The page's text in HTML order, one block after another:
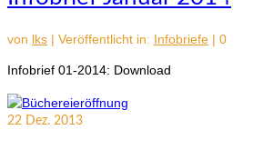
von lks | Veröffentlicht in: Infobriefe | 0
Infobrief 01-2014: Download
22 Dez. 2013